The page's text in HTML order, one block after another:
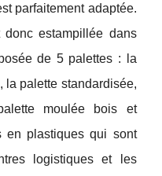
parfaitement adaptée.
estampillée dans
de 5 palettes : la
la palette standardisée,
moulée bois et
en plastiques qui sont
logistiques et les